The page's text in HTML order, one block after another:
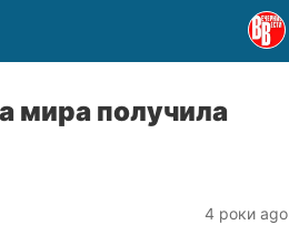
мира получила
4 роки ago